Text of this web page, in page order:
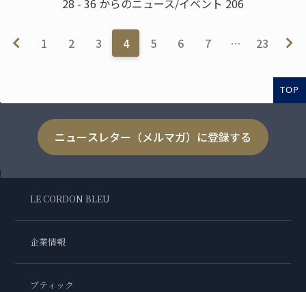
28 - 36 からのニュース/イベント 206
1 2 3 4 5 6 7 … 23
TOP
ニュースレター（メルマガ）に登録する
LE CORDON BLEU
企業情報
ブティック